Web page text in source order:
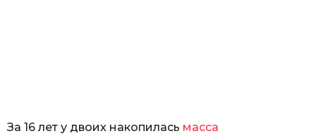
За 16 лет у двоих накопилась масса